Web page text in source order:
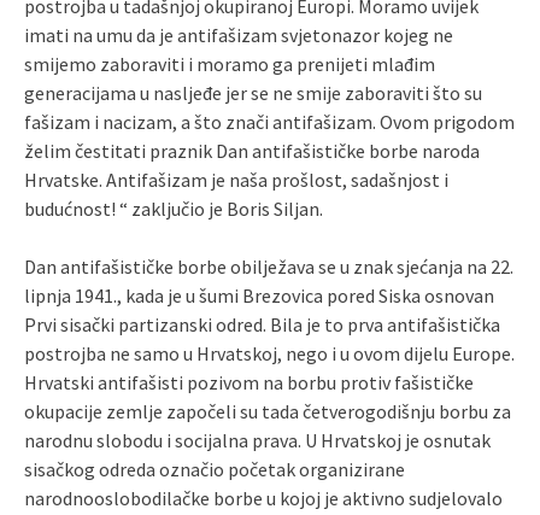
postrojba u tadašnjoj okupiranoj Europi. Moramo uvijek
imati na umu da je antifašizam svjetonazor kojeg ne
smijemo zaboraviti i moramo ga prenijeti mlađim
generacijama u nasljeđe jer se ne smije zaboraviti što su
fašizam i nacizam, a što znači antifašizam. Ovom prigodom
želim čestitati praznik Dan antifašističke borbe naroda
Hrvatske. Antifašizam je naša prošlost, sadašnjost i
budućnost! “ zaključio je Boris Siljan.
Dan antifašističke borbe obilježava se u znak sjećanja na 22.
lipnja 1941., kada je u šumi Brezovica pored Siska osnovan
Prvi sisački partizanski odred. Bila je to prva antifašistička
postrojba ne samo u Hrvatskoj, nego i u ovom dijelu Europe.
Hrvatski antifašisti pozivom na borbu protiv fašističke
okupacije zemlje započeli su tada četverogodišnju borbu za
narodnu slobodu i socijalna prava. U Hrvatskoj je osnutak
sisačkog odreda označio početak organizirane
narodnooslobodilačke borbe u kojoj je aktivno sudjelovalo